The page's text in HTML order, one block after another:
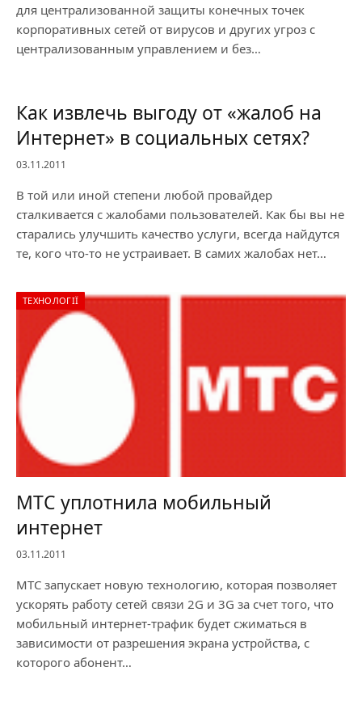
для централизованной защиты конечных точек
корпоративных сетей от вирусов и других угроз с
централизованным управлением и без…
Как извлечь выгоду от «жалоб на
Интернет» в социальных сетях?
03.11.2011
В той или иной степени любой провайдер
сталкивается с жалобами пользователей. Как бы вы не
старались улучшить качество услуги, всегда найдутся
те, кого что-то не устраивает. В самих жалобах нет…
ТЕХНОЛОГІЇ
МТС уплотнила мобильный
интернет
03.11.2011
МТС запускает новую технологию, которая позволяет
ускорять работу сетей связи 2G и 3G за счет того, что
мобильный интернет-трафик будет сжиматься в
зависимости от разрешения экрана устройства, с
которого абонент…